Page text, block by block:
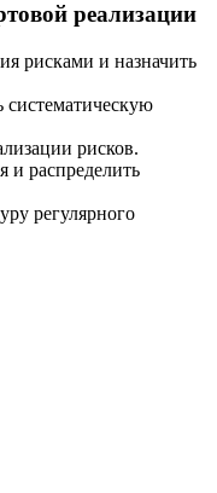
реализации
рисками и назначить
систематическую
рисков.
и распределить
регулярного